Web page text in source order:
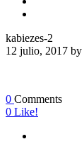
kabiezes-2
12 julio, 2017 by
0 Comments
0 Like!